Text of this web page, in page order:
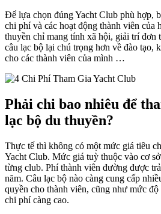
Để lựa chọn đúng Yacht Club phù hợp,
chi phí và các hoạt động thành viên của
thuyền chỉ mang tính xã hội, giải trí đơn
câu lạc bộ lại chú trọng hơn về đào tạo,
cho các thành viên của mình …
Phải chi bao nhiêu để
lạc bộ du thuyền?
Thực tế thì không có một mức giá tiêu
Yacht Club. Mức giá tuỳ thuộc vào cơ
từng club. Phí thành viên đường được
năm. Câu lạc bộ nào càng cung cấp
quyền cho thành viên, cũng như mức
chi phí càng cao.